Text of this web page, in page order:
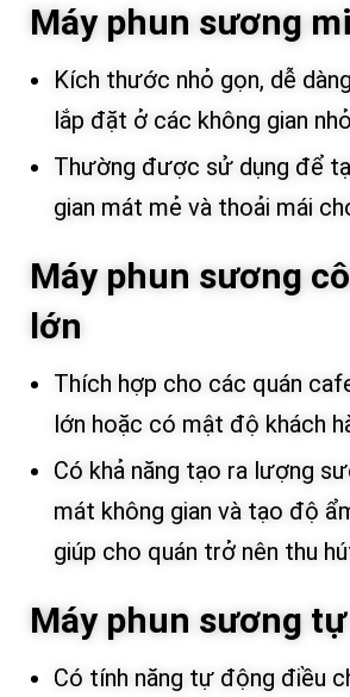
Máy phun sương
Kích thước nhỏ gọn, dễ
lắp đặt ở các không gian
Thường được sử dụng để
gian mát mẻ và thoải mái
Máy phun sương
lớn
Thích hợp cho các quán
lớn hoặc có mật độ khách
Có khả năng tạo ra lượng
mát không gian và tạo độ
giúp cho quán trở nên thu
Máy phun sương
Có tính năng tự động điều